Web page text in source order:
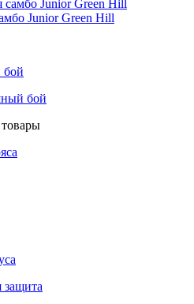
Junior Green Hill
бой
защита